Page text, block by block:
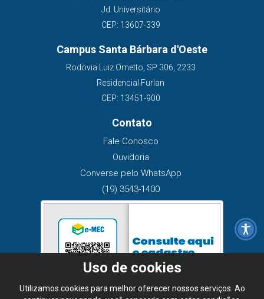
Jd. Universitário
CEP: 13607-339
Campus Santa Bárbara d'Oeste
Rodovia Luiz Ometto, SP 306, 2233
Residencial Furlan
CEP: 13451-900
Contato
Fale Conosco
Ouvidoria
Converse pelo WhatsApp
(19) 3543-1400
Uso de cookies
Utilizamos cookies para melhor oferecer nossos serviços. Ao